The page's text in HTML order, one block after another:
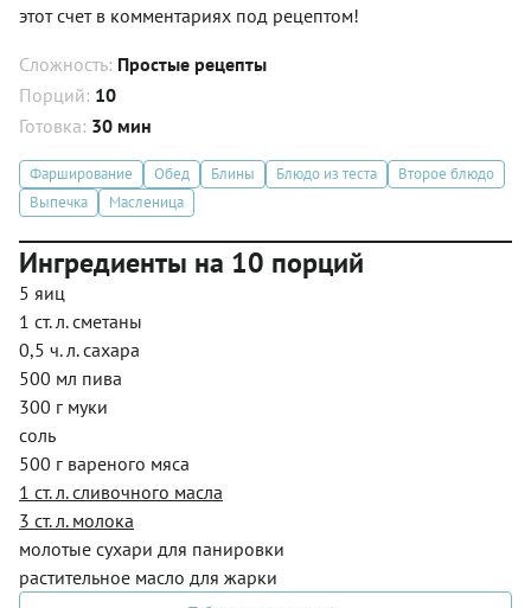
этот счет в комментариях под рецептом!
Сложность: Простые рецепты
Порций: 10
Готовка: 30 мин
Фарширование Обед Блины Блюдо из теста
Второе блюдо
Выпечка
Масленица
Ингредиенты на 10 порций
5 яиц
1 ст. л. сметаны
0,5 ч. л. сахара
500 мл пива
300 г муки
соль
500 г вареного мяса
1 ст. л. сливочного масла
3 ст. л. молока
молотые сухари для панировки
растительное масло для жарки